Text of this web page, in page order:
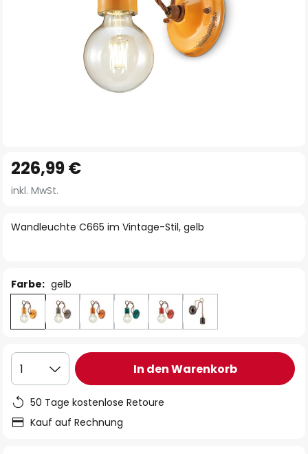
Anfang
der
springen
Wandleuchte C665 im Vintage-Stil, gelb
226,99 €
inkl. MwSt.
Farbe: gelb
1 In den Warenkorb
50 Tage kostenlose Retoure
Kauf auf Rechnung